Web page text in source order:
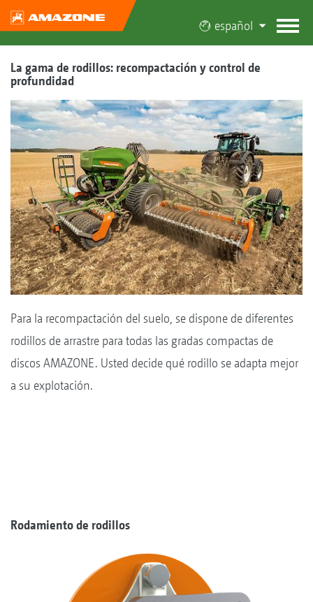
español
La gama de rodillos: recompactación y control de
profundidad
Para la recompactación del suelo, se dispone de diferentes
rodillos de arrastre para todas las gradas compactas de
discos AMAZONE. Usted decide qué rodillo se adapta mejor
a su explotación.
Rodamiento de rodillos